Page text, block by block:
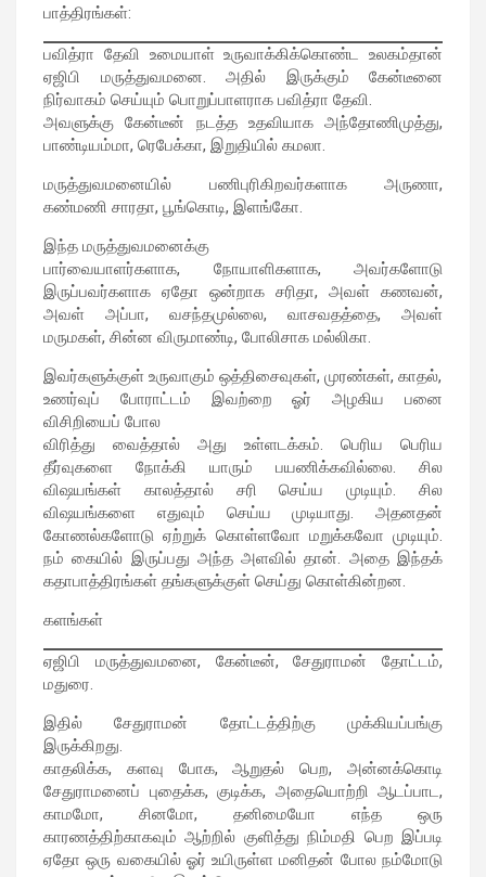
பாத்திரங்கள்:
பவித்ரா தேவி உமையாள் உருவாக்கிக்கொண்ட உலகம்தான்
ஏஜிபி மருத்துவமனை. அதில் இருக்கும் கேன்டீனை
நிர்வாகம் செய்யும் பொறுப்பாளராக பவித்ரா தேவி.
அவளுக்கு கேன்டீன் நடத்த உதவியாக அந்தோணிமுத்து,
பாண்டியம்மா, ரெபேக்கா, இறுதியில் கமலா.
மருத்துவமனையில் பணிபுரிகிறவர்களாக அருணா,
கண்மணி சாரதா, பூங்கொடி, இளங்கோ.
இந்த மருத்துவமனைக்கு
பார்வையாளர்களாக, நோயாளிகளாக, அவர்களோடு
இருப்பவர்களாக ஏதோ ஒன்றாக சரிதா, அவள் கணவன்,
அவள் அப்பா, வசந்தமுல்லை, வாசவதத்தை, அவள்
மருமகள், சின்ன விருமாண்டி, போலிசாக மல்லிகா.
இவர்களுக்குள் உருவாகும் ஒத்திசைவுகள், முரண்கள், காதல்,
உணர்வுப் போராட்டம் இவற்றை ஓர் அழகிய பனை
விசிறியைப் போல
விரித்து வைத்தால் அது உள்ளடக்கம். பெரிய பெரிய
தீர்வுகளை நோக்கி யாரும் பயணிக்கவில்லை. சில
விஷயங்கள் காலத்தால் சரி செய்ய முடியும். சில
விஷயங்களை எதுவும் செய்ய முடியாது. அதனதன்
கோணல்களோடு ஏற்றுக் கொள்ளவோ மறுக்கவோ முடியும்.
நம் கையில் இருப்பது அந்த அளவில் தான். அதை இந்தக்
கதாபாத்திரங்கள் தங்களுக்குள் செய்து கொள்கின்றன.
களங்கள்
ஏஜிபி மருத்துவமனை, கேன்டீன், சேதுராமன் தோட்டம்,
மதுரை.
இதில் சேதுராமன் தோட்டத்திற்கு முக்கியப்பங்கு
இருக்கிறது.
காதலிக்க, களவு போக, ஆறுதல் பெற, அன்னக்கொடி
சேதுராமனைப் புதைக்க, குடிக்க, அதையொற்றி ஆடப்பாட,
காமமோ, சினமோ, தனிமையோ எந்த ஒரு
காரணத்திற்காகவும் ஆற்றில் குளித்து நிம்மதி பெற இப்படி
ஏதோ ஒரு வகையில் ஓர் உயிருள்ள மனிதன் போல நம்மோடு